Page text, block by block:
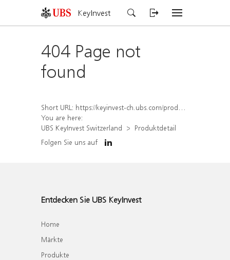
KeyInvest
404 Page not
found
Short URL: https://keyinvest-ch.ubs.com/produkt/detail/index/isin/CH1575326520
You are here:
UBS KeyInvest Switzerland
Produktdetail
Folgen Sie uns auf
Entdecken Sie UBS KeyInvest
Home
Märkte
Produkte